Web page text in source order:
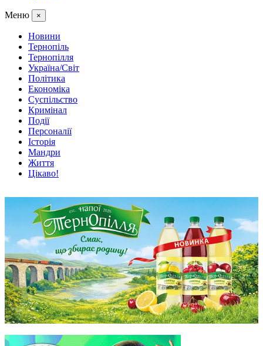
Меню ×
Новини
Тернопіль
Тернопілля
Україна/Світ
Політика
Економіка
Суспільство
Кримінал
Події
Персоналії
Історія
Мандри
Життя
Цікаво!